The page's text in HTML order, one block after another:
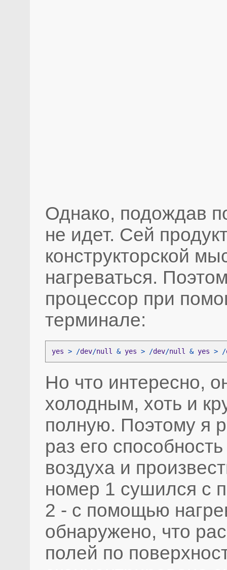
Однако, подождав
не идет. Сей
конструкторской
нагреваться.
процессор при
терминале:
yes > /dev/null & yes > /dev/null & yes > /
Но что интересно,
холодным, хоть и
полную. Поэтому я
раз его
воздуха и
номер 1 сушился с
2 - с помощью
обнаружено, что
полей по